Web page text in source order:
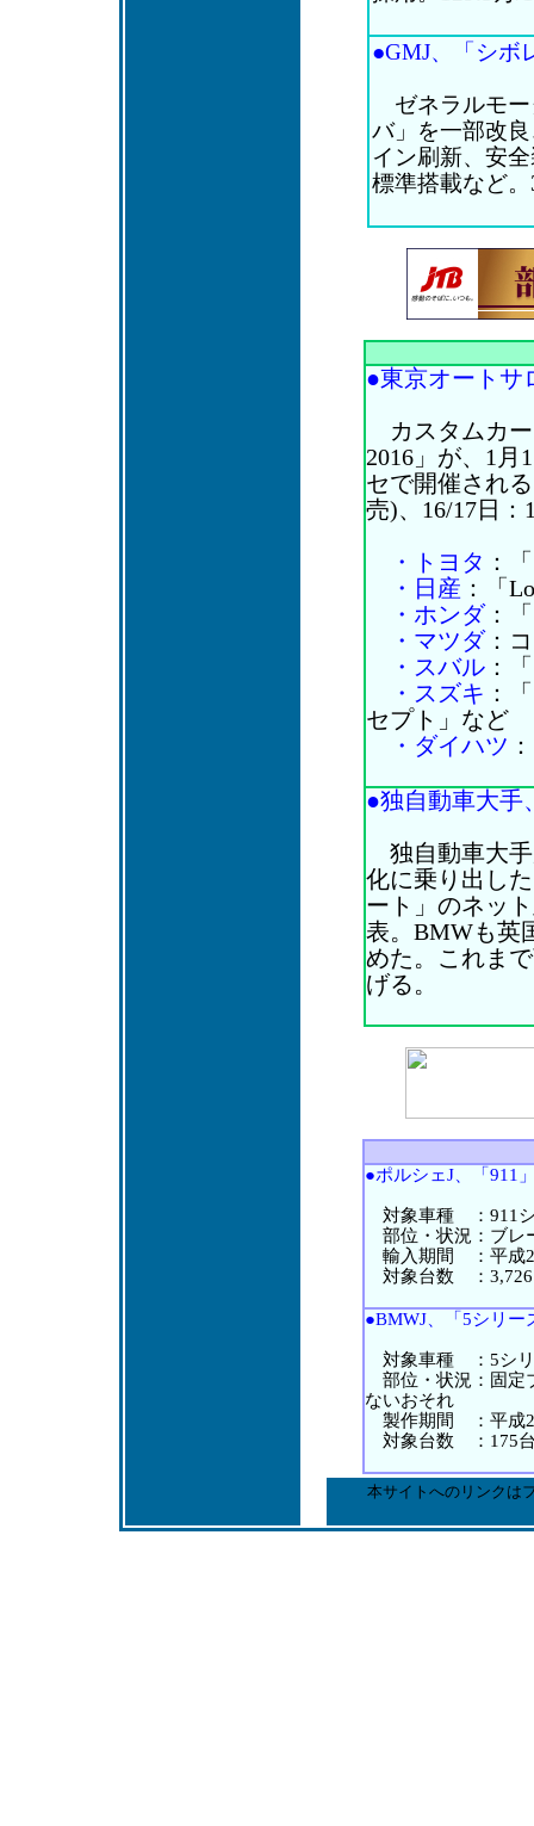
●GMJ、「シボ
ゼネラルモー
バ」を一部改
イン刷新、安
標準搭載など
●東京オートサ
カスタムカー
2016」が、1月
セで開催され
売)、16/17日：
・トヨタ ：
・日産 ：「
・ホンダ：
・マツダ：
・スバル：
・スズキ ：
セプト」など
・ダイハツ
●独自動車大手
独自動車大手
化に乗り出し
ート」のネッ
表。BMWも英
めた。これま
げる。
●ポルシェJ、「911
対象車種 ：911シ
部位・状況：ブレ
輸入期間 ：平成
対象台数 ：3,726
●BMWJ、「5シリー
対象車種 ：5シリ
部位・状況：固定
ないおそれ
製作期間 ：平成
対象台数 ：175
本サイトへのリンクは